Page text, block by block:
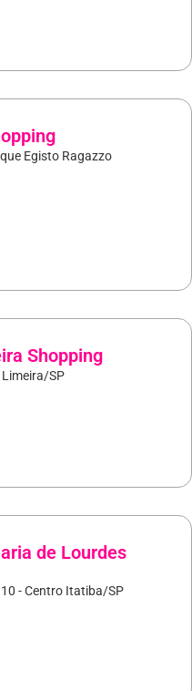
Egisto Ragazzo
Shopping
Limeira/SP
de Lourdes
- Centro Itatiba/SP